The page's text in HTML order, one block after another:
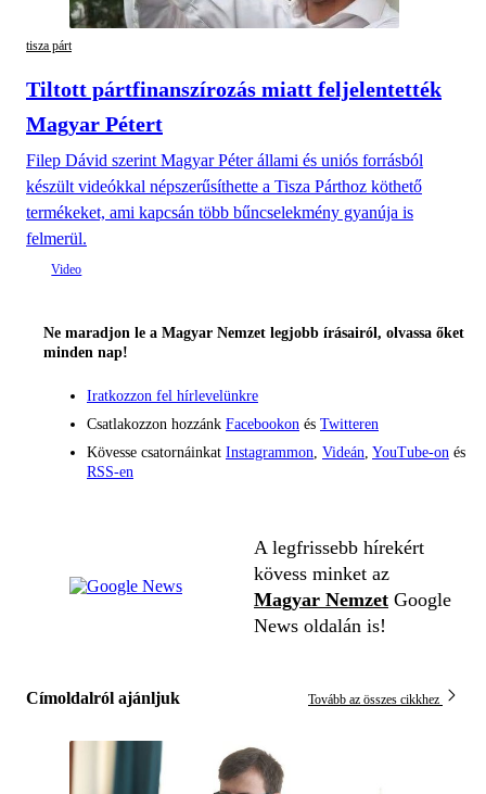
tisza párt
Tiltott pártfinanszírozás miatt feljelentették
Magyar Pétert
Filep Dávid szerint Magyar Péter állami és uniós forrásból
készült videókkal népszerűsíthette a Tisza Párthoz köthető
termékeket, ami kapcsán több bűncselekmény gyanúja is
felmerül.
Ne maradjon le a Magyar Nemzet legjobb írásairól, olvassa őket
minden nap!
Iratkozzon fel hírlevelünkre
Csatlakozzon hozzánk Facebookon és Twitteren
Kövesse csatornáinkat Instagrammon, Videán, YouTube-on és
RSS-en
A legfrissebb hírekért
kövess minket az
Magyar Nemzet Google
News oldalán is!
Címoldalról ajánljuk Tovább az összes cikkhez